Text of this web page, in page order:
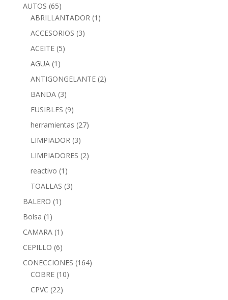
AUTOS (65)
ABRILLANTADOR (1)
ACCESORIOS (3)
ACEITE (5)
AGUA (1)
ANTIGONGELANTE (2)
BANDA (3)
FUSIBLES (9)
herramientas (27)
LIMPIADOR (3)
LIMPIADORES (2)
reactivo (1)
TOALLAS (3)
BALERO (1)
Bolsa (1)
CAMARA (1)
CEPILLO (6)
CONECCIONES (164)
COBRE (10)
CPVC (22)